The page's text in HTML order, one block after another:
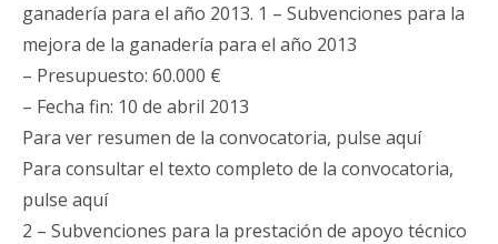
ganadería para el año 2013. 1 – Subvenciones para la
mejora de la ganadería para el año 2013
– Presupuesto: 60.000 €
– Fecha fin: 10 de abril 2013
Para ver resumen de la convocatoria, pulse aquí
Para consultar el texto completo de la convocatoria,
pulse aquí
2 – Subvenciones para la prestación de apoyo técnico